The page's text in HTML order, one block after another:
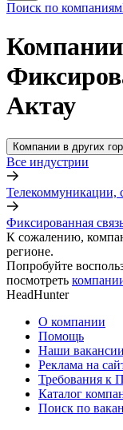
Поиск по компаниям
Актау
Компании в других
Все индустрии
Телекоммуникации,
Фиксированная
К сожалению,
регионе.
Попробуйте
посмотреть
HeadHunter
О компании
Помощь
Наши вакансии
Реклама на
Требования к
Каталог
Поиск по